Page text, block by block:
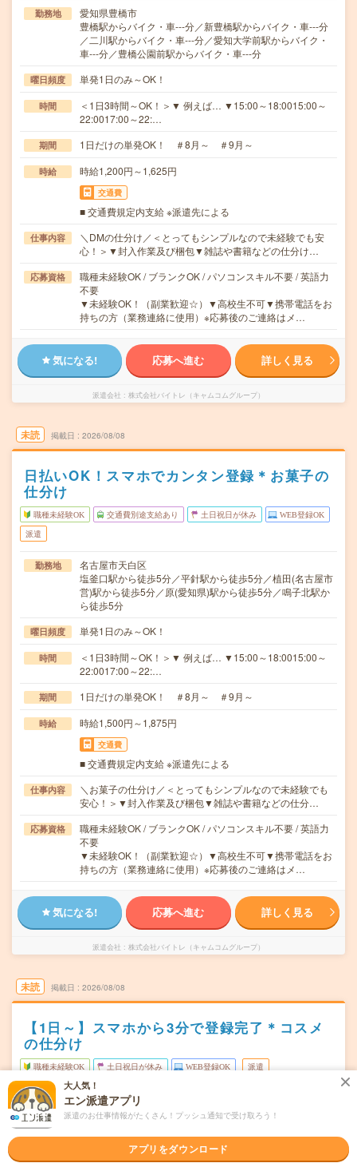
勤務地
愛知県豊橋市
豊橋駅からバイク・車---分／新豊橋駅からバイク・車---分
／二川駅からバイク・車---分／愛知大学前駅からバイク・
車---分／豊橋公園前駅からバイク・車---分
曜日頻度 単発1日のみ～OK！
時間
＜1日3時間～OK！＞▼ 例えば… ▼15:00～18:0015:00～
22:0017:00～22:…
期間 1日だけの単発OK！ ＃8月～ ＃9月～
時給 時給1,200円～1,625円
交通費
■ 交通費規定内支給 ※派遣先による
仕事内容
＼DMの仕分け／＜とってもシンプルなので未経験でも安
心！＞▼封入作業及び梱包▼雑誌や書籍などの仕分け…
応募資格
職種未経験OK / ブランクOK / パソコンスキル不要 / 英語力
不要
▼未経験OK！（副業歓迎☆）▼高校生不可▼携帯電話をお
持ちの方（業務連絡に使用）※応募後のご連絡はメ…
気になる! 応募へ進む 詳しく見る
派遣会社 株式会社バイトレ（キャムコムグループ）
未読 掲載日 2026/08/08
日払いOK！スマホでカンタン登録＊お菓子の
仕分け
職種未経験OK 交通費別途支給あり 土日祝日が休み WEB登録OK
派遣
勤務地
名古屋市天白区
塩釜口駅から徒歩5分／平針駅から徒歩5分／植田(名古屋市
営)駅から徒歩5分／原(愛知県)駅から徒歩5分／鳴子北駅か
ら徒歩5分
曜日頻度 単発1日のみ～OK！
時間
＜1日3時間～OK！＞▼ 例えば… ▼15:00～18:0015:00～
22:0017:00～22:…
期間 1日だけの単発OK！ ＃8月～ ＃9月～
時給 時給1,500円～1,875円
交通費
■ 交通費規定内支給 ※派遣先による
仕事内容
＼お菓子の仕分け／＜とってもシンプルなので未経験でも
安心！＞▼封入作業及び梱包▼雑誌や書籍などの仕分…
応募資格
職種未経験OK / ブランクOK / パソコンスキル不要 / 英語力
不要
▼未経験OK！（副業歓迎☆）▼高校生不可▼携帯電話をお
持ちの方（業務連絡に使用）※応募後のご連絡はメ…
気になる! 応募へ進む 詳しく見る
派遣会社 株式会社バイトレ（キャムコムグループ）
未読 掲載日 2026/08/08
【1日～】スマホから3分で登録完了＊コスメ
の仕分け
職種未経験OK 土日祝日が休み WEB登録OK 派遣
勤務地
愛知県一宮市
尾張一宮駅からバイク・車---分／名鉄一宮駅からバイク・
車---分／木曽川駅からバイク・車---分／新木曽川駅からバ
イク・車---分／妙興寺駅からバイク・車---分
曜日頻度 月～金のうち、1日～OK！
大人気！
エン派遣アプリ
派遣のお仕事情報がたくさん！プッシュ通知で受け取ろう！
アプリをダウンロード